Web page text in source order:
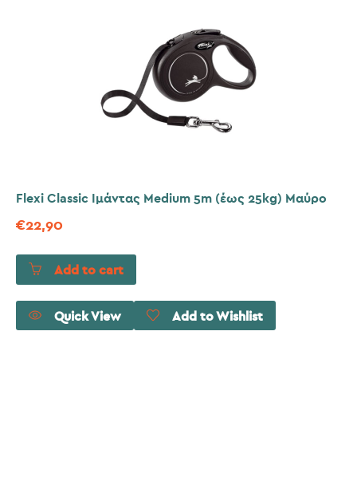
Flexi Classic Ιμάντας Medium 5m (έως 25kg) Μαύρο
€22,90
Add to cart
Quick View Add to Wishlist